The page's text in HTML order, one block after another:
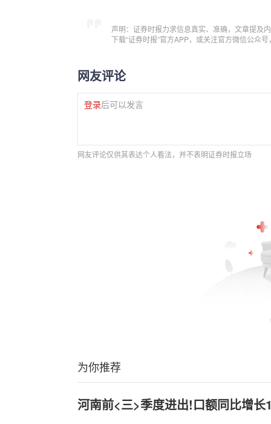
声明：证券时报力求信息真实、准确，文章提及
下载“证券时报”官方APP，或关注官方微信公众
网友评论
登录后可以发言
网友评论仅供其表达个人看法，并不表明证券时报立场
为你推荐
河南前<三>季度进出!口额同比增长